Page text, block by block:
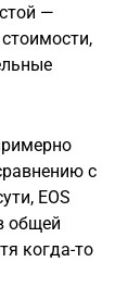
—
с
EOS
общей
когда-то